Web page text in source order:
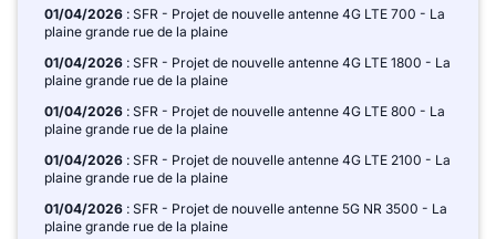
01/04/2026 : SFR - Projet de nouvelle antenne 4G LTE 700 - La
plaine grande rue de la plaine
01/04/2026 : SFR - Projet de nouvelle antenne 4G LTE 1800 - La
plaine grande rue de la plaine
01/04/2026 : SFR - Projet de nouvelle antenne 4G LTE 800 - La
plaine grande rue de la plaine
01/04/2026 : SFR - Projet de nouvelle antenne 4G LTE 2100 - La
plaine grande rue de la plaine
01/04/2026 : SFR - Projet de nouvelle antenne 5G NR 3500 - La
plaine grande rue de la plaine